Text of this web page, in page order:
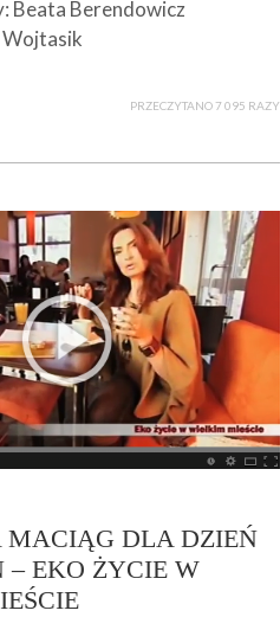
Beata Berendowicz
PRZECZYTANO 7 095 RAZY
MACIĄG DLA DZIEŃ
– EKO ŻYCIE W